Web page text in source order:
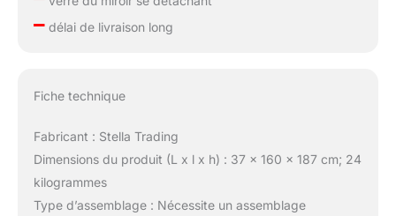
–délai de livraison long
Fiche technique
Fabricant : Stella Trading
Dimensions du produit (L x l x h) : 37 x 160 x 187 cm; 24
kilogrammes
Type d’assemblage : Nécessite un assemblage